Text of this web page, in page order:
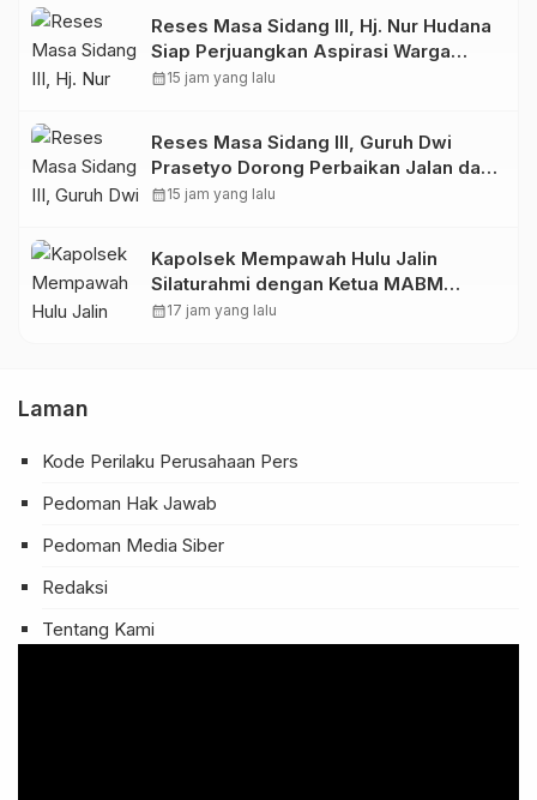
Reses Masa Sidang III, Hj. Nur Hudana
Siap Perjuangkan Aspirasi Warga
Kedopok di APBD
calendar_month15 jam yang lalu
Reses Masa Sidang III, Guruh Dwi
Prasetyo Dorong Perbaikan Jalan dan
Plengsengan di Kedopok
calendar_month15 jam yang lalu
Kapolsek Mempawah Hulu Jalin
Silaturahmi dengan Ketua MABM
Kecamatan Mempawah Hulu
calendar_month17 jam yang lalu
Laman
Kode Perilaku Perusahaan Pers
Pedoman Hak Jawab
Pedoman Media Siber
Redaksi
Tentang Kami